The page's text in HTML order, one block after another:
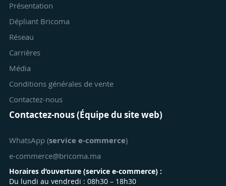
Présentation
Dépliant Bricoma
Réseau
Carrières
Média
Conditions générales de vente
Contactez-nous
Contactez-nous (Équipe du site web)
WhatsApp (service e-commerce)
e-commerce@bricoma.ma
Horaires d’ouverture (service e-commerce) :
Du lundi au vendredi : 08h30 – 18h30